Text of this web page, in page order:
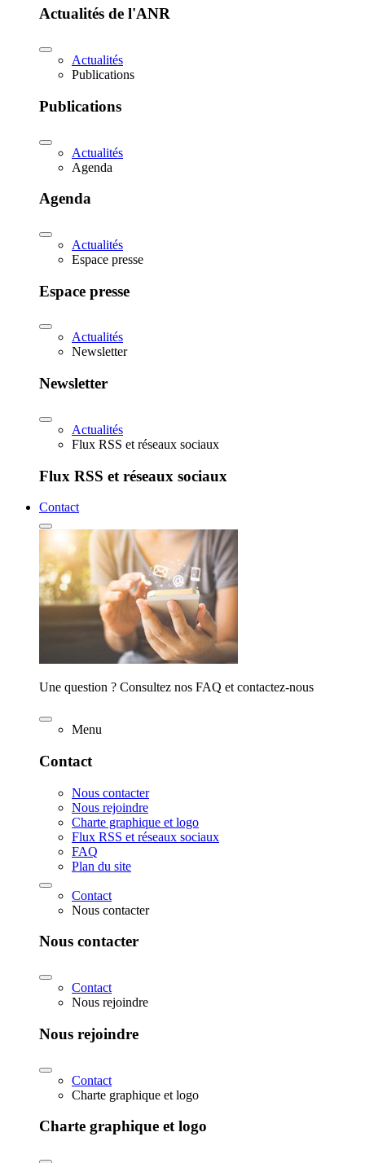
Actualités de l'ANR
Actualités
Publications
Publications
Actualités
Agenda
Agenda
Actualités
Espace presse
Espace presse
Actualités
Newsletter
Newsletter
Actualités
Flux RSS et réseaux sociaux
Flux RSS et réseaux sociaux
Contact
Une question ? Consultez nos FAQ et contactez-nous
Menu
Contact
Nous contacter
Nous rejoindre
Charte graphique et logo
Flux RSS et réseaux sociaux
FAQ
Plan du site
Contact
Nous contacter
Nous contacter
Contact
Nous rejoindre
Nous rejoindre
Contact
Charte graphique et logo
Charte graphique et logo